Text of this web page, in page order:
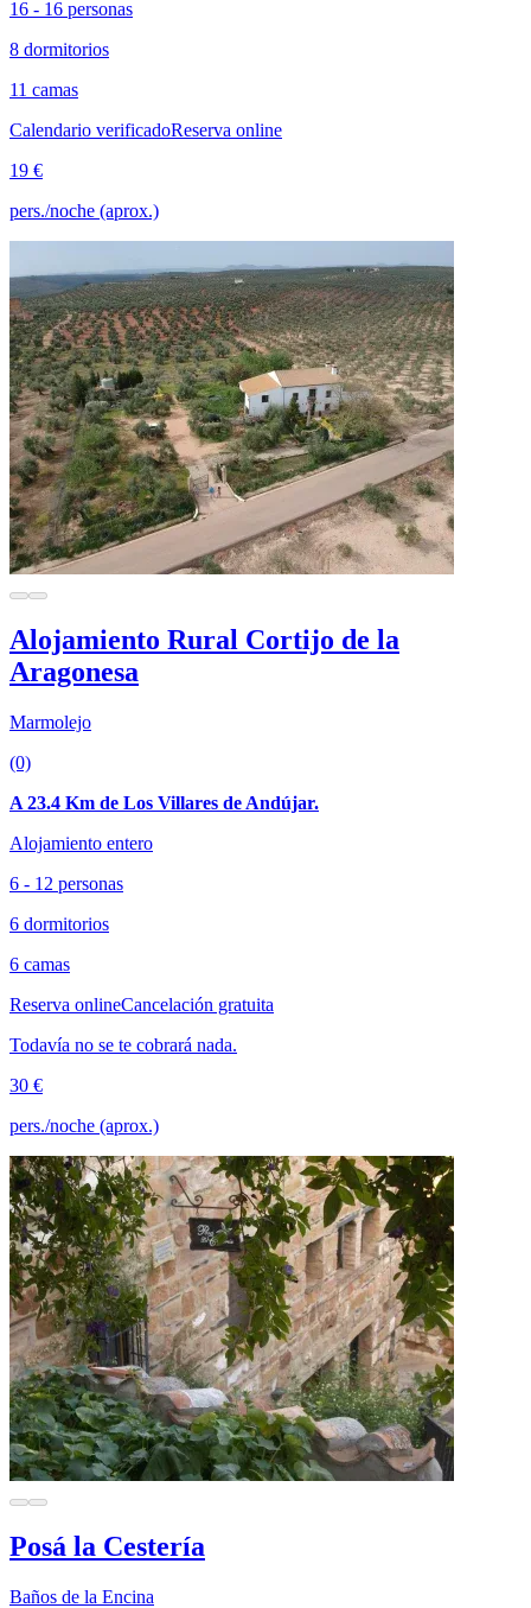
16 - 16 personas
8 dormitorios
11 camas
Calendario verificadoReserva online
19 €
pers./noche (aprox.)
Alojamiento Rural Cortijo de la
Aragonesa
Marmolejo
(0)
A 23.4 Km de Los Villares de Andújar.
Alojamiento entero
6 - 12 personas
6 dormitorios
6 camas
Reserva onlineCancelación gratuita
Todavía no se te cobrará nada.
30 €
pers./noche (aprox.)
Posá la Cestería
Baños de la Encina